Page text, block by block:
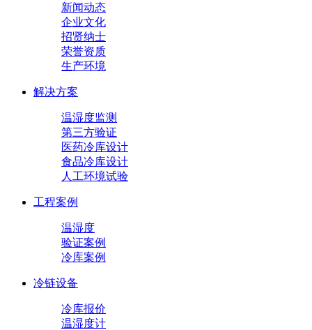
新闻动态
企业文化
招贤纳士
荣誉资质
生产环境
解决方案
温湿度监测
第三方验证
医药冷库设计
食品冷库设计
人工环境试验
工程案例
温湿度
验证案例
冷库案例
冷链设备
冷库报价
温湿度计